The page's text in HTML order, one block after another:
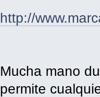
http://
Mucha mano
permite